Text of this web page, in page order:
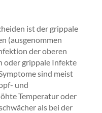
ist der grippale
(ausgenommen
der oberen
oder grippale Infekte
sind meist
und
Temperatur oder
als bei der